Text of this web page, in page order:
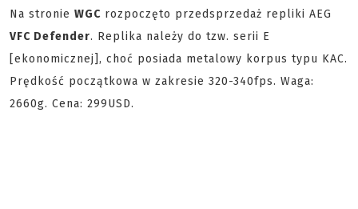
Na stronie WGC rozpoczęto przedsprzedaż repliki AEG
VFC Defender. Replika należy do tzw. serii E
[ekonomicznej], choć posiada metalowy korpus typu KAC.
Prędkość początkowa w zakresie 320-340fps. Waga:
2660g. Cena: 299USD.